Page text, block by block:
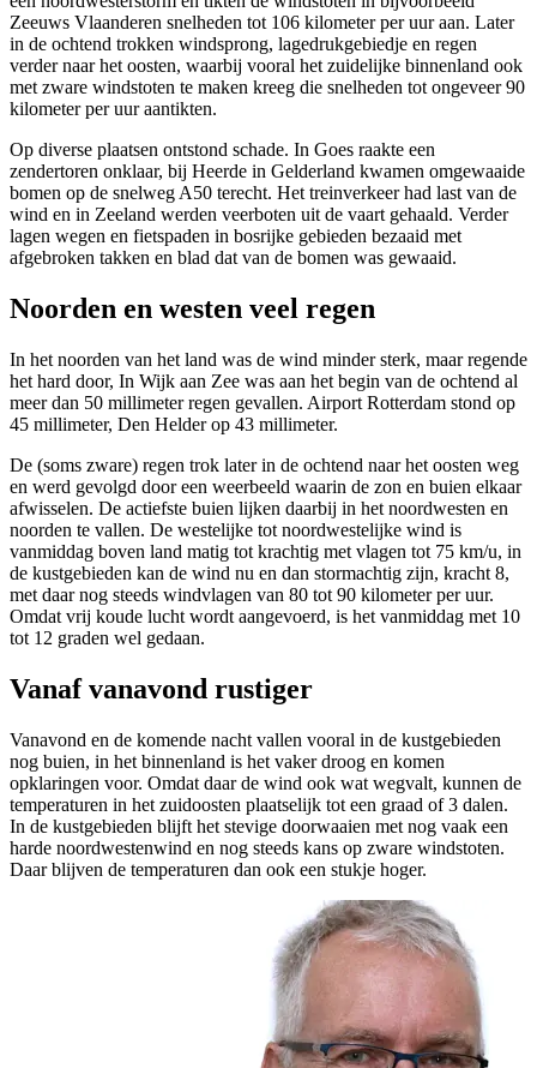
Zeeuws Vlaanderen snelheden tot 106 kilometer per uur aan. Later
in de ochtend trokken windsprong, lagedrukgebiedje en regen
verder naar het oosten, waarbij vooral het zuidelijke binnenland ook
met zware windstoten te maken kreeg die snelheden tot ongeveer 90
kilometer per uur aantikten.
Op diverse plaatsen ontstond schade. In Goes raakte een
zendertoren onklaar, bij Heerde in Gelderland kwamen omgewaaide
bomen op de snelweg A50 terecht. Het treinverkeer had last van de
wind en in Zeeland werden veerboten uit de vaart gehaald. Verder
lagen wegen en fietspaden in bosrijke gebieden bezaaid met
afgebroken takken en blad dat van de bomen was gewaaid.
Noorden en westen veel regen
In het noorden van het land was de wind minder sterk, maar regende
het hard door, In Wijk aan Zee was aan het begin van de ochtend al
meer dan 50 millimeter regen gevallen. Airport Rotterdam stond op
45 millimeter, Den Helder op 43 millimeter.
De (soms zware) regen trok later in de ochtend naar het oosten weg
en werd gevolgd door een weerbeeld waarin de zon en buien elkaar
afwisselen. De actiefste buien lijken daarbij in het noordwesten en
noorden te vallen. De westelijke tot noordwestelijke wind is
vanmiddag boven land matig tot krachtig met vlagen tot 75 km/u, in
de kustgebieden kan de wind nu en dan stormachtig zijn, kracht 8,
met daar nog steeds windvlagen van 80 tot 90 kilometer per uur.
Omdat vrij koude lucht wordt aangevoerd, is het vanmiddag met 10
tot 12 graden wel gedaan.
Vanaf vanavond rustiger
Vanavond en de komende nacht vallen vooral in de kustgebieden
nog buien, in het binnenland is het vaker droog en komen
opklaringen voor. Omdat daar de wind ook wat wegvalt, kunnen de
temperaturen in het zuidoosten plaatselijk tot een graad of 3 dalen.
In de kustgebieden blijft het stevige doorwaaien met nog vaak een
harde noordwestenwind en nog steeds kans op zware windstoten.
Daar blijven de temperaturen dan ook een stukje hoger.